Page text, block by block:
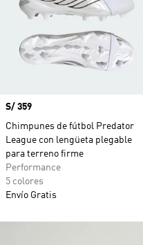
Precio
S/ 359
Chimpunes de fútbol Predator
League con lengüeta plegable
para terreno firme
Performance
5 colores
Envío Gratis